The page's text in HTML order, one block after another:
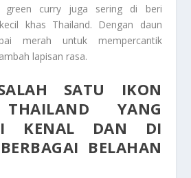
green curry juga sering di beri
khas Thailand. Dengan daun
merah untuk mempercantik
lapisan rasa.
SATU IKON
YANG
KENAL DAN DI
BELAHAN